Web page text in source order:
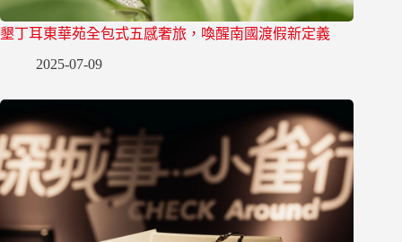
墾丁耳東華苑全包式五感奢旅，喚醒南國渡假新定義
2025-07-09